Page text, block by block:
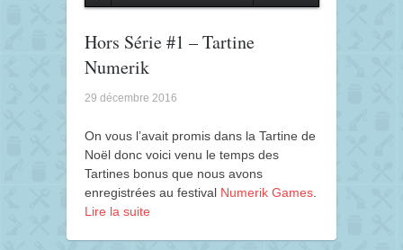
Hors Série #1 – Tartine
Numerik
29 décembre 2016
On vous l’avait promis dans la Tartine de
Noël donc voici venu le temps des
Tartines bonus que nous avons
enregistrées au festival Numerik Games
Lire la suite